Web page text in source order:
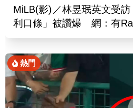
MiLB(影)／林昱珉英文受
利口條」被讚爆 網：有
熱門